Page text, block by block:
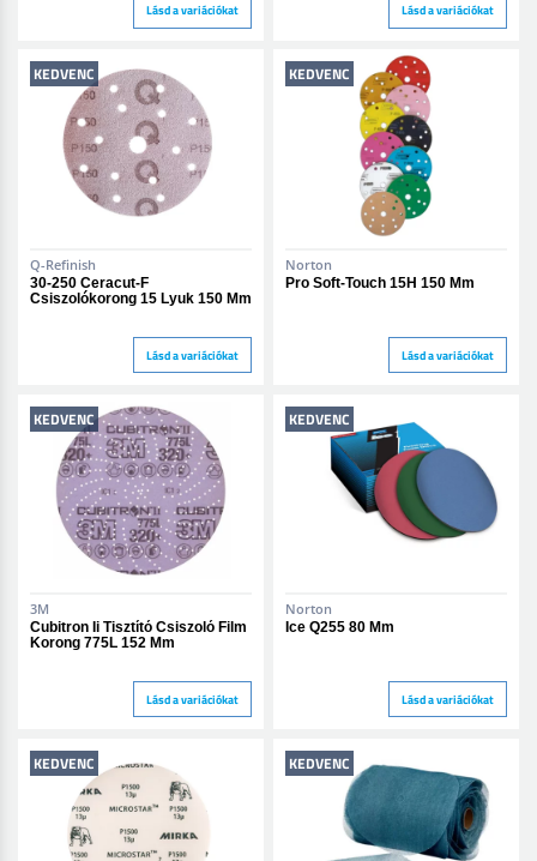
Lásd a variációkat Lásd a variációkat
KEDVENC
Q-Refinish
30-250 Ceracut-F
Csiszolókorong 15 Lyuk 150 Mm
Lásd a variációkat
KEDVENC
Norton
Pro Soft-Touch 15H 150 Mm
Lásd a variációkat
KEDVENC
3M
Cubitron Ii Tisztító Csiszoló Film
Korong 775L 152 Mm
Lásd a variációkat
KEDVENC
Norton
Ice Q255 80 Mm
Lásd a variációkat
KEDVENC KEDVENC